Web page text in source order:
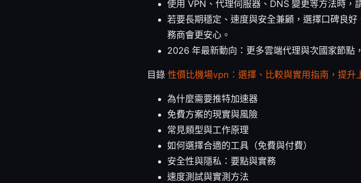
使用 VPN、代理伺服器、DNS 變更等方法時，
若要長期穩定、速度與安全兼顧，選擇口碑良
務商會更安心。
2026 年最新動向：更多雲端代理與次國家節點
目錄 性價比機場vpn：選擇、比較與實用指南，提升
為什麼需要推特加速器
免費方案的現實與風險
常見類型與工作原理
如何選擇合適的工具（免費與付費）
安全性與隱私：要點與實務
速度測試與實測方法